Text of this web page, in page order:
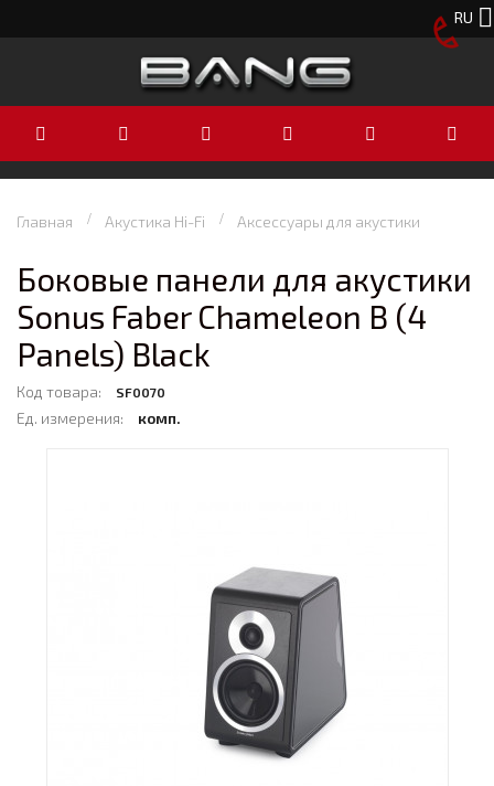
RU
Главная Акустика Hi-Fi Аксессуары для акустики
Боковые панели для акустики
Sonus Faber Chameleon B (4
Panels) Black
Код товара: SF0070
Ед. измерения: комп.